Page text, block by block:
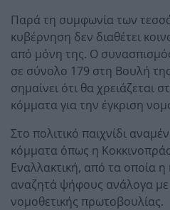
Παρά τη συμφωνία των
κυβέρνηση δεν διαθέτει
από μόνη της. Ο
σε σύνολο 179 στη Βουλή
σημαίνει ότι θα χρειάζεται
κόμματα για την έγκριση
Στο πολιτικό παιχνίδι
κόμματα όπως η
Εναλλακτική, από τα οποία
αναζητά ψήφους ανάλογα με
νομοθετικής πρωτοβουλίας.